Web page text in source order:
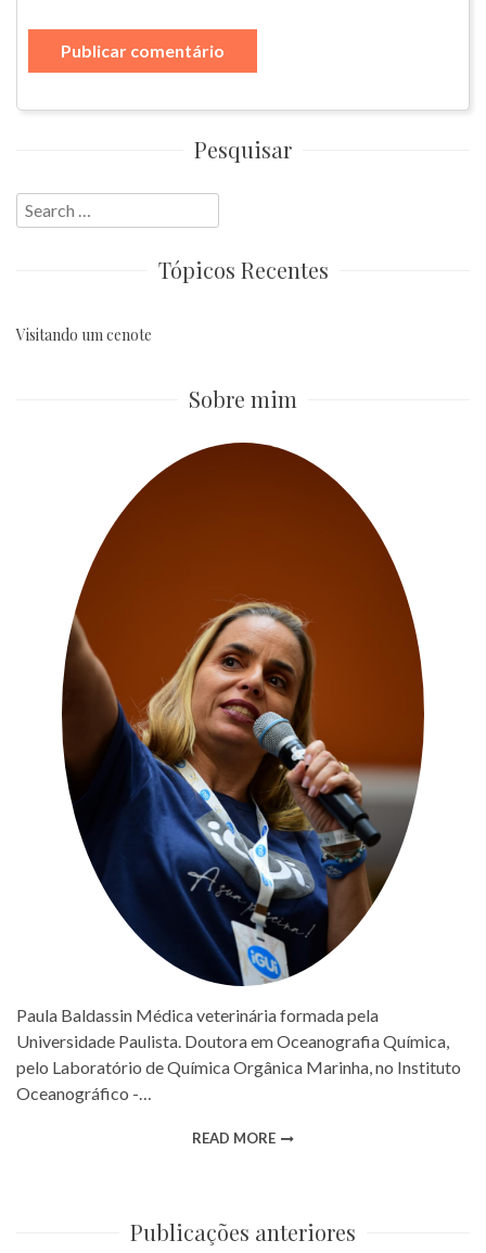
Pesquisar
Search
for:
Tópicos Recentes
Visitando um cenote
Sobre mim
Paula Baldassin Médica veterinária formada pela
Universidade Paulista. Doutora em Oceanografia Química,
pelo Laboratório de Química Orgânica Marinha, no Instituto
Oceanográfico -…
READ MORE
Publicações anteriores